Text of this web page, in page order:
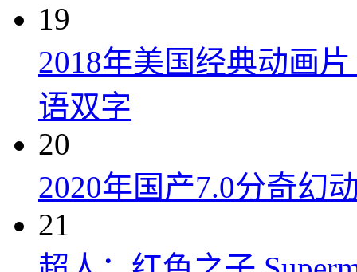
19
2018年美国经典动画
语双字
20
2020年国产7.0分奇幻
21